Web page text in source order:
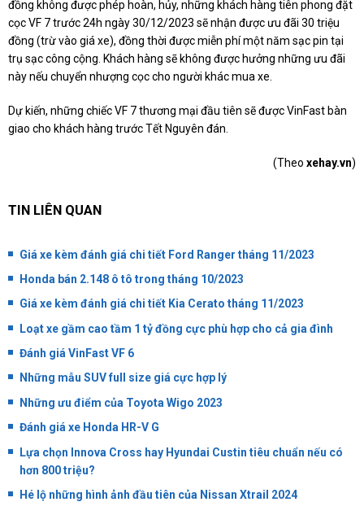
đồng không được phép hoàn, hủy, những khách hàng tiên phong đặt
cọc VF 7 trước 24h ngày 30/12/2023 sẽ nhận được ưu đãi 30 triệu
đồng (trừ vào giá xe), đồng thời được miễn phí một năm sạc pin tại
trụ sạc công cộng. Khách hàng sẽ không được hưởng những ưu đãi
này nếu chuyển nhượng cọc cho người khác mua xe.
Dự kiến, những chiếc VF 7 thương mại đầu tiên sẽ được VinFast bàn
giao cho khách hàng trước Tết Nguyên đán.
(Theo xehay.vn)
TIN LIÊN QUAN
Giá xe kèm đánh giá chi tiết Ford Ranger tháng 11/2023
Honda bán 2.148 ô tô trong tháng 10/2023
Giá xe kèm đánh giá chi tiết Kia Cerato tháng 11/2023
Loạt xe gầm cao tầm 1 tỷ đồng cực phù hợp cho cả gia đình
Đánh giá VinFast VF 6
Những mẫu SUV full size giá cực hợp lý
Những ưu điểm của Toyota Wigo 2023
Đánh giá xe Honda HR-V G
Lựa chọn Innova Cross hay Hyundai Custin tiêu chuẩn nếu có
hơn 800 triệu?
Hé lộ những hình ảnh đầu tiên của Nissan Xtrail 2024